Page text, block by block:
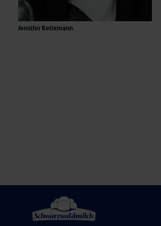
Jennifer Kettemann.